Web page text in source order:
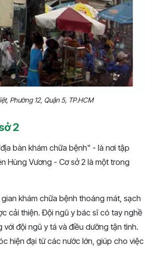
Phường 12, Quận 5, TP.HCM
2
bàn khám chữa bệnh" - là nơi tập
Hùng Vương - Cơ sở 2 là một trong
khám chữa bệnh thoáng mát, sạch
cải thiện. Đội ngũ y bác sĩ có tay nghề
đội ngũ y tá và điều dưỡng tận tình.
hiện đại từ các nước lớn, giúp cho việc